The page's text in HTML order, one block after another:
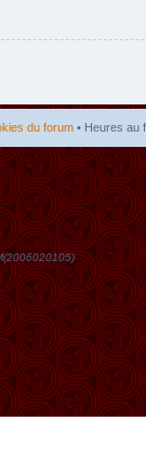
du forum • Heures au